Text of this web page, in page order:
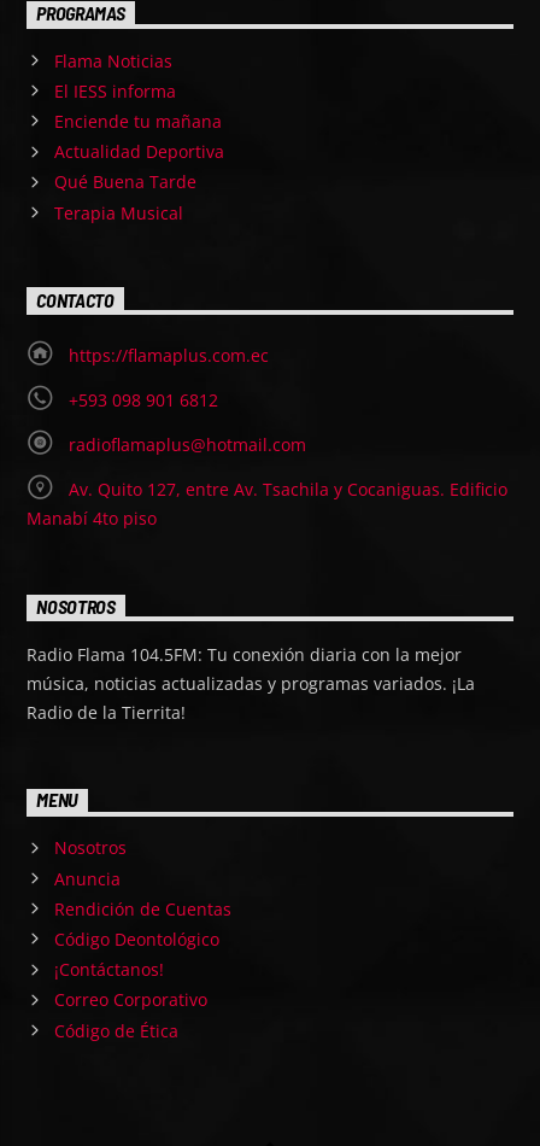
PROGRAMAS
Flama Noticias
El IESS informa
Enciende tu mañana
Actualidad Deportiva
Qué Buena Tarde
Terapia Musical
CONTACTO
https://flamaplus.com.ec
+593 098 901 6812
radioflamaplus@hotmail.com
Av. Quito 127, entre Av. Tsachila y Cocaniguas. Edificio
Manabí 4to piso
NOSOTROS
Radio Flama 104.5FM: Tu conexión diaria con la mejor
música, noticias actualizadas y programas variados. ¡La
Radio de la Tierrita!
MENU
Nosotros
Anuncia
Rendición de Cuentas
Código Deontológico
¡Contáctanos!
Correo Corporativo
Código de Ética